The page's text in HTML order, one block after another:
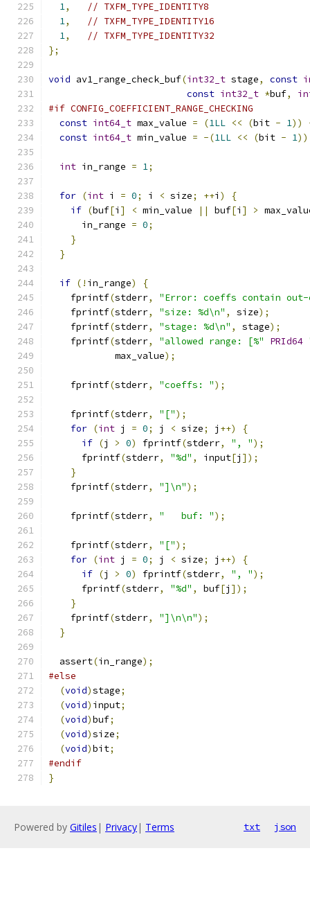
1,
// TXFM_TYPE_IDENTITY8
1,
// TXFM_TYPE_IDENTITY16
1,
// TXFM_TYPE_IDENTITY32
};
void av1_range_check_buf(int32_t stage, const
const int32_t *buf,
#if CONFIG_COEFFICIENT_RANGE_CHECKING
const int64_t max_value = (1LL << (bit - 1))
const int64_t min_value = -(1LL << (bit - 1
int in_range = 1;
for (int i = 0; i < size; ++i )
{
if (buf[i ] < min_value || buf[i ] >
      in_range
= 0;
}
}
if (! in_range)
{
    fprintf
(stderr,
"Error: coeffs contain out-
    fprintf
(stderr, "size: %d\n" , size);
    fprintf
(stderr, "stage: %d\n" , stage);
    fprintf
(stderr, "allowed range: [%" PRId64
            max_value
);
    fprintf
(stderr, "coeffs: ");
    fprintf
(stderr, "[");
for (int j = 0; j < size; j ++)
{
if (j > 0) fprintf(stderr, ", ");
      fprintf
(stderr, "%d" , input[j ]);
}
    fprintf
(stderr, "]\n");
    fprintf
(stderr, "   buf: ");
    fprintf
(stderr, "[");
for (int j = 0; j < size; j ++)
{
if (j > 0) fprintf(stderr, ", ");
      fprintf
(stderr, "%d" , buf[j ]);
}
    fprintf
(stderr, "]\n\n");
}
  assert
(in_range);
#else
(void)stage;
(void) input;
(void)buf;
(void)size;
(void)bit;
#endif
}
Powered by Gitiles | Privacy| Terms txt json